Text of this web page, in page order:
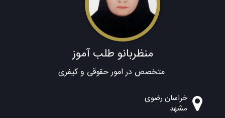
منظربانو طلب آموز
متخصص در امور حقوقی و کیفری
خراسان رضوی
مشهد